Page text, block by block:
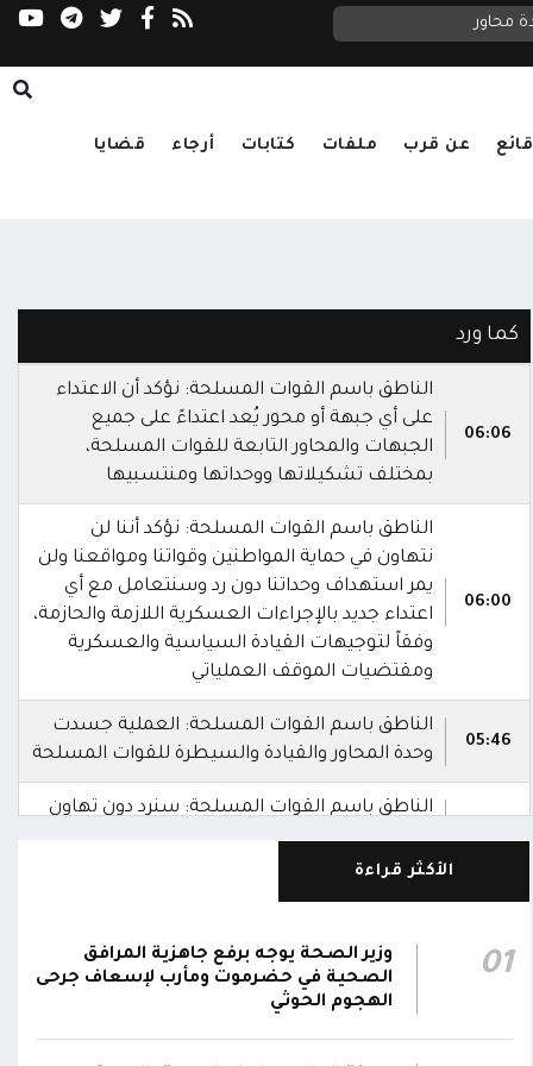
محاور السعدي يحذر مجلس الأمن: الحوثيون
عن قرب ملفات كتابات أرجاء قضايا
كما ورد
06:06
الناطق باسم القوات المسلحة: نؤكد أن الاعتداء
على أي جبهة أو محور يُعد اعتداءً على جميع
الجبهات والمحاور التابعة للقوات المسلحة،
بمختلف تشكيلاتها ووحداتها ومنتسبيها
06:00
الناطق باسم القوات المسلحة: نؤكد أننا لن
نتهاون في حماية المواطنين وقواتنا ومواقعنا ولن
يمر استهداف وحداتنا دون رد وسنتعامل مع أي
اعتداء جديد بالإجراءات العسكرية اللازمة والحازمة،
وفقاً لتوجيهات القيادة السياسية والعسكرية
ومقتضيات الموقف العملياتي
05:46
الناطق باسم القوات المسلحة: العملية جسدت
وحدة المحاور والقيادة والسيطرة للقوات المسلحة
الناطق باسم القوات المسلحة: سنرد دون تهاون
حال استمرت اعتداءات الحوثيين الغادرة
05:34
المقاومة الوطنية تصد هجوماً حوثياً في جبهتي
الحيمة بالتحيتا وحيس جنوب الحديدة
الأكثر قراءة
01
وزير الصحة يوجه برفع جاهزية المرافق
الصحية في حضرموت ومأرب لإسعاف جرحى
الهجوم الحوثي